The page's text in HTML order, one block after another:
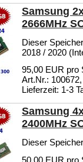
Samsung
2666MHz
Dieser
2018 / 2020
95,00 EUR pro
Art.Nr.:
Lieferzeit: 1-3
Samsung
2400MHz
Dieser